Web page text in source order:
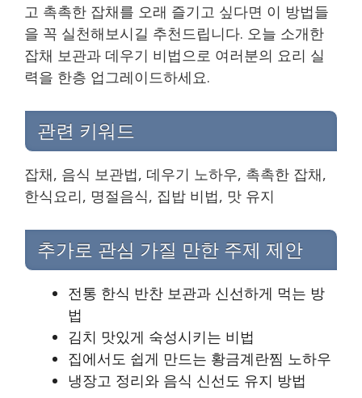
고 촉촉한 잡채를 오래 즐기고 싶다면 이 방법들
을 꼭 실천해보시길 추천드립니다. 오늘 소개한
잡채 보관과 데우기 비법으로 여러분의 요리 실
력을 한층 업그레이드하세요.
관련 키워드
잡채, 음식 보관법, 데우기 노하우, 촉촉한 잡채,
한식요리, 명절음식, 집밥 비법, 맛 유지
추가로 관심 가질 만한 주제 제안
전통 한식 반찬 보관과 신선하게 먹는 방
법
김치 맛있게 숙성시키는 비법
집에서도 쉽게 만드는 황금계란찜 노하우
냉장고 정리와 음식 신선도 유지 방법